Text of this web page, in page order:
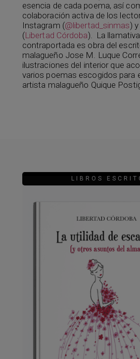
esencia de cada poema, así
colaboración activa de los
Instagram (@libertad_sinmas)
(Libertad Córdoba). La
contraportada es obra del
malagueño Jose M. Luque
ilustraciones del interior que
varios poemas escogidos para
artista malagueño Quique
LIBROS